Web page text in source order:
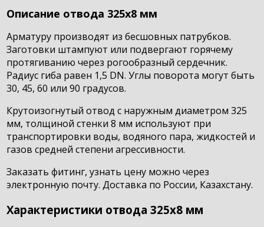
Описание отвода 325х8 мм
Арматуру производят из бесшовных патрубков.
Заготовки штампуют или подвергают горячему
протягиванию через рогообразный сердечник.
Радиус гиба равен 1,5 DN. Углы поворота могут быть
30, 45, 60 или 90 градусов.
Крутоизогнутый отвод с наружным диаметром 325
мм, толщиной стенки 8 мм используют при
транспортировки воды, водяного пара, жидкостей и
газов средней степени агрессивности.
Заказать фитинг, узнать цену можно через
электронную почту. Доставка по России, Казахстану.
Характеристики отвода 325х8 мм